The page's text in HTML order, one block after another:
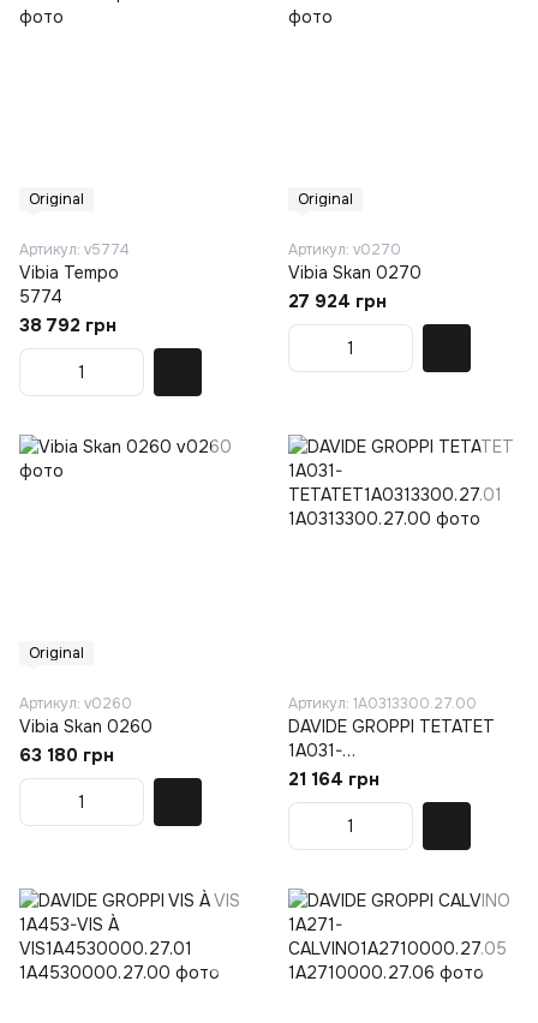
Original
Артикул: v5774
Vibia Tempo
5774
38 792 грн
Original
Артикул: v0270
Vibia Skan 0270
27 924 грн
Original
Артикул: v0260
Vibia Skan 0260
63 180 грн
Артикул: 1A0313300.27.00
DAVIDE GROPPI TETATET
1A031-
TETATET1A0313300.27.01
21 164 грн